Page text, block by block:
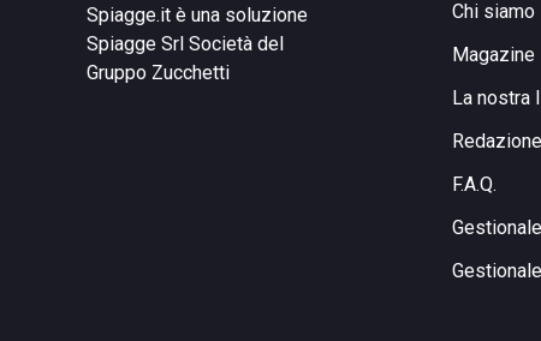
Spiagge.it è una soluzione
Spiagge Srl Società del
Gruppo Zucchetti
Chi siamo
Magazine
La nostra
Redazione
F.A.Q.